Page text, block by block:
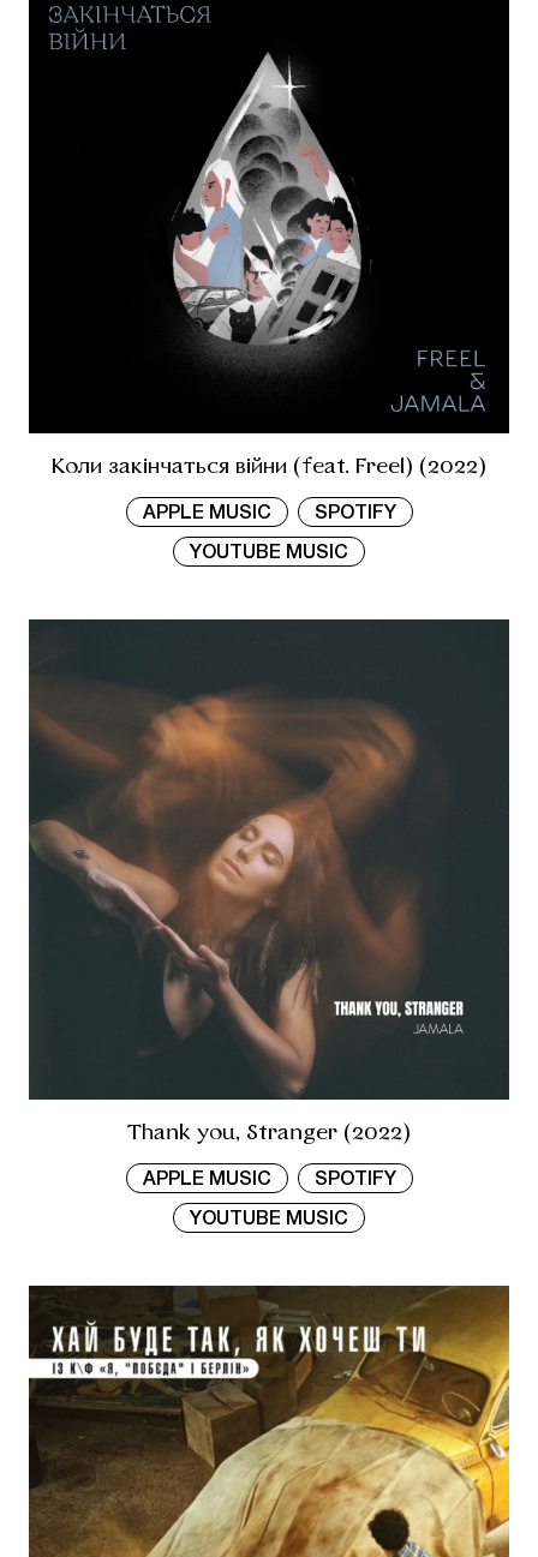
Коли закінчаться війни (feat. Freel) (2022)
APPLE MUSIC SPOTIFY
YOUTUBE MUSIC
Thank you, Stranger (2022)
APPLE MUSIC SPOTIFY
YOUTUBE MUSIC